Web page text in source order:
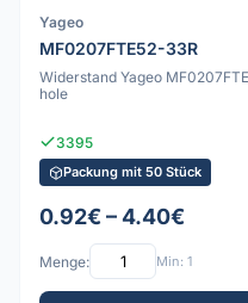
Yageo
MF0207FTE52-33R
Widerstand Yageo
hole
3395
Packung mit 50 Stück
0.92€ – 4.40€
Menge: Min: 1